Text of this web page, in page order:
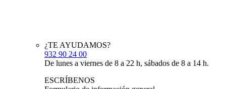
¿TE AYUDAMOS?
932 90 24 00
De lunes a viernes de 8 a 22 h, sábados de 8 a 14 h.
ESCRÍBENOS